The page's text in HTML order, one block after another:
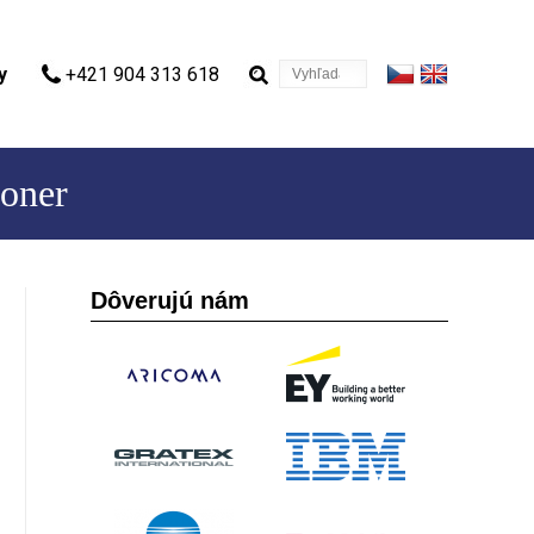
Vyhľadávanie
+421 904 313 618
Dôverujú nám